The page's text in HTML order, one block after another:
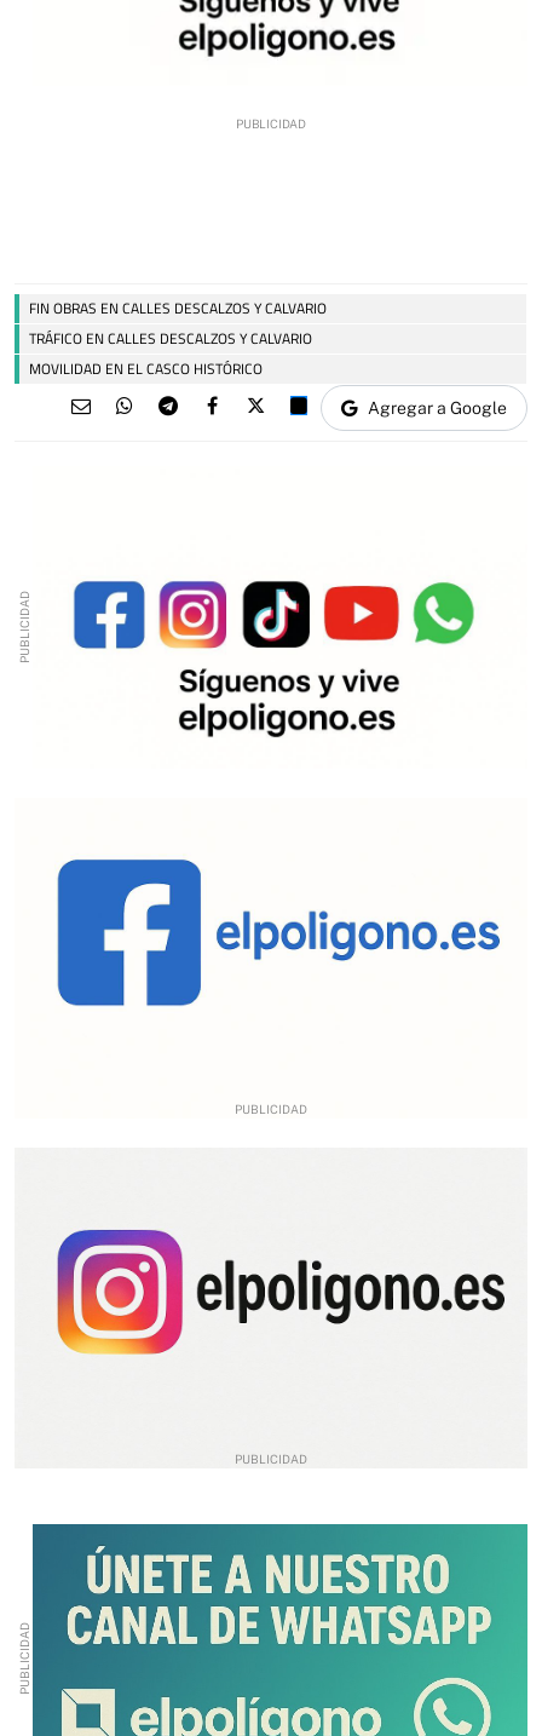
FIN OBRAS EN CALLES DESCALZOS Y CALVARIO
TRÁFICO EN CALLES DESCALZOS Y CALVARIO
MOVILIDAD EN EL CASCO HISTÓRICO
Agregar a Google